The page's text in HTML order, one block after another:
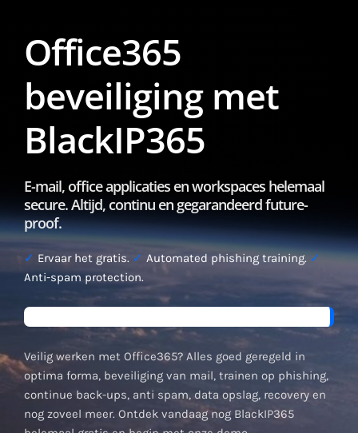
Office365
beveiliging met
BlackIP365
E-mail, office applicaties en workspaces helemaal
secure. Altijd, continu en gegarandeerd future-
proof.
✓ Ervaar het gratis. ✓ Automated phishing training. ✓
Anti-spam protection.
Veilig werken met Office365? Alles goed geregeld in
optima forma, beveiliging van mail, trainen op phishing,
continue back-ups, anti spam, data opslag, recovery en
nog zoveel meer. Ontdek vandaag nog BlackIP365